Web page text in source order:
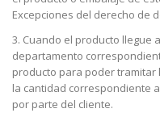
Excepciones del derecho de
3. Cuando el producto llegue
departamento
producto para poder
la cantidad correspondiente
por parte del cliente.